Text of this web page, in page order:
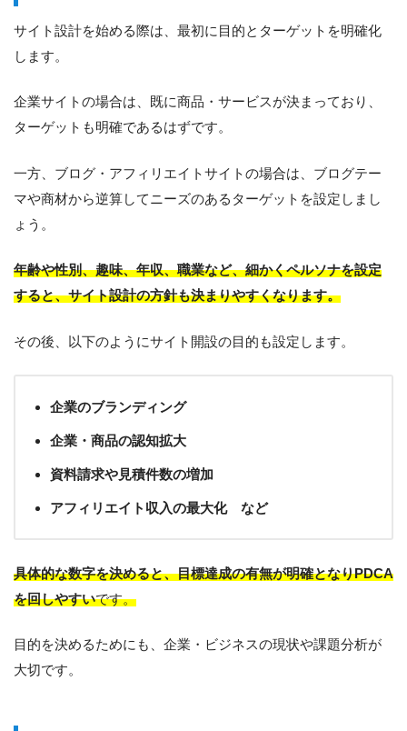
サイト設計を始める際は、最初に目的とターゲットを明確化
します。
企業サイトの場合は、既に商品・サービスが決まっており、
ターゲットも明確であるはずです。
一方、ブログ・アフィリエイトサイトの場合は、ブログテー
マや商材から逆算してニーズのあるターゲットを設定しまし
ょう。
年齢や性別、趣味、年収、職業など、細かくペルソナを設定
すると、サイト設計の方針も決まりやすくなります。
その後、以下のようにサイト開設の目的も設定します。
企業のブランディング
企業・商品の認知拡大
資料請求や見積件数の増加
アフィリエイト収入の最大化 など
具体的な数字を決めると、目標達成の有無が明確となりPDCA
を回しやすいです。
目的を決めるためにも、企業・ビジネスの現状や課題分析が
大切です。